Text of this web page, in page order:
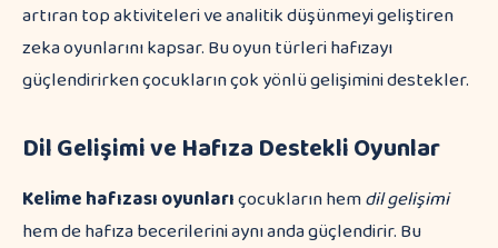
artıran top aktiviteleri ve analitik düşünmeyi geliştiren
zeka oyunlarını kapsar. Bu oyun türleri hafızayı
güçlendirirken çocukların çok yönlü gelişimini destekler.
Dil Gelişimi ve Hafıza Destekli Oyunlar
Kelime hafızası oyunlarıçocukların hemdil gelişimi
hem de hafıza becerilerini aynı anda güçlendirir. Bu